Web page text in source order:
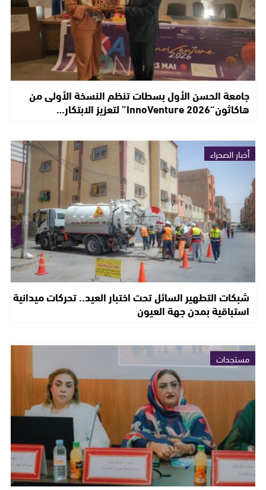
جامعة الحسن الأول بسطات تنظم النسخة الأولى من
هاكاثون“InnoVenture 2026” لتعزيز الابتكار…
أخبار الصحراء
شبكات التطهير السائل تحت اختبار العيد.. تحركات ميدانية
استباقية بمدن جهة العيون
مستجدات